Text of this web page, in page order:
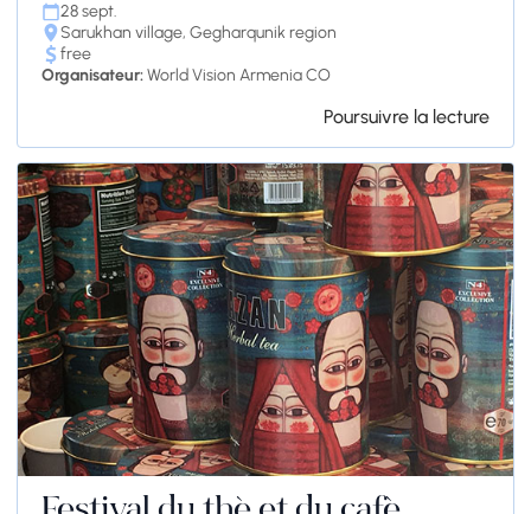
28 sept.
Sarukhan village, Gegharqunik region
free
Organisateur:World Vision Armenia CO
Poursuivre la lecture